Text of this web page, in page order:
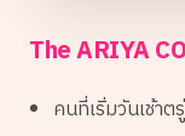
The ARIYA
คนที่เริ่มวันเช้าตรู่